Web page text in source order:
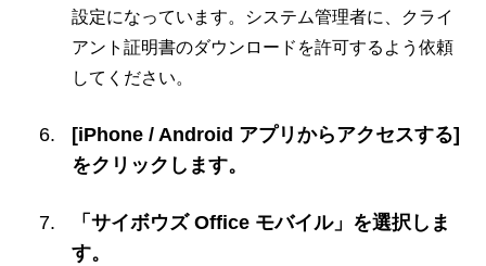
設定になっています。システム管理者に、クライ
アント証明書のダウンロードを許可するよう依頼
してください。
[iPhone / Android アプリからアクセスする]
をクリックします。
「サイボウズ Office モバイル」を選択しま
す。